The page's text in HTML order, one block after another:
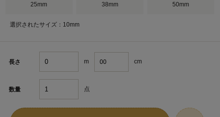
25mm 38mm 50mm
選択されたサイズ：10mm
長さ m cm
数量 点